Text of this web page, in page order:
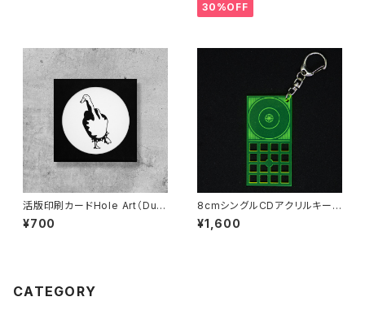
30%OFF
活版印刷カードHole Art（Duc
k You）
¥700
8cmシングルCDアクリルキー
ホルダー（蛍光グリーン）
¥1,600
CATEGORY